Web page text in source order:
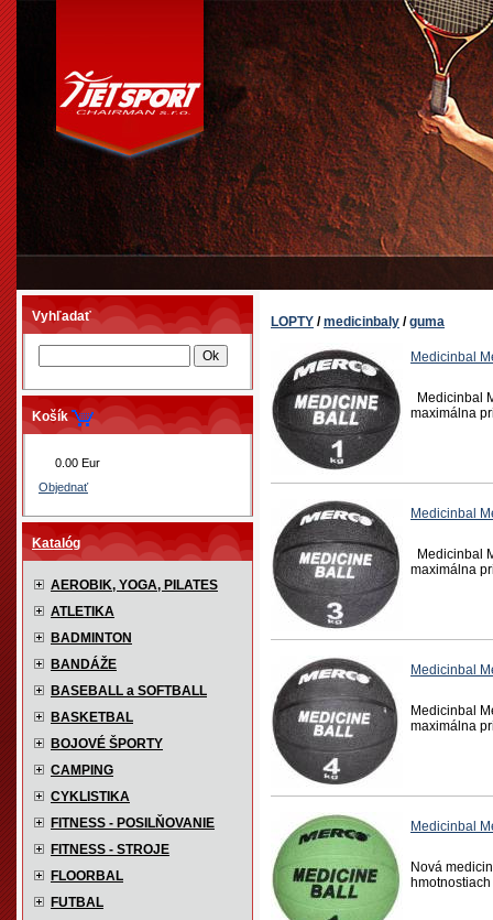
Vyhľadať
Košík
0.00 Eur
Objednať
Katalóg
AEROBIK, YOGA, PILATES
ATLETIKA
BADMINTON
BANDÁŽE
BASEBALL a SOFTBALL
BASKETBAL
BOJOVÉ ŠPORTY
CAMPING
CYKLISTIKA
FITNESS - POSILŇOVANIE
FITNESS - STROJE
FLOORBAL
FUTBAL
LOPTY /medicinbaly /guma
Medicinbal
Medicinbal
maximálna
Medicinbal
Medicinbal
maximálna
Medicinbal
Medicinbal
maximálna
Medicinbal
Nová